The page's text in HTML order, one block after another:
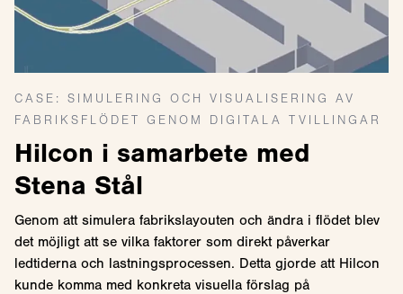
CASE: SIMULERING OCH VISUALISERING AV
FABRIKSFLÖDET GENOM DIGITALA TVILLINGAR
Hilcon i samarbete med
Stena Stål
Genom att simulera fabrikslayouten och ändra i flödet blev
det möjligt att se vilka faktorer som direkt påverkar
ledtiderna och lastningsprocessen. Detta gjorde att Hilcon
kunde komma med konkreta visuella förslag på